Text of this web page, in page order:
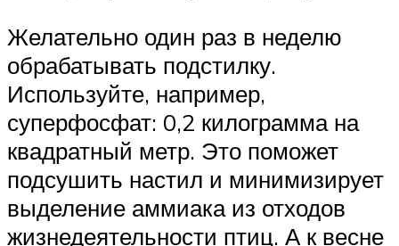
Желательно один раз в неделю
обрабатывать подстилку.
Используйте, например,
суперфосфат: 0,2 килограмма на
квадратный метр. Это поможет
подсушить настил и минимизирует
выделение аммиака из отходов
жизнедеятельности птиц. А к весне